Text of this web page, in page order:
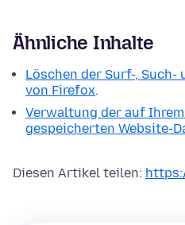
Ähnliche Inhalte
Löschen der Surf-,
von Firefox.
Verwaltung der auf
gespeicherten Website-
Diesen Artikel teilen: